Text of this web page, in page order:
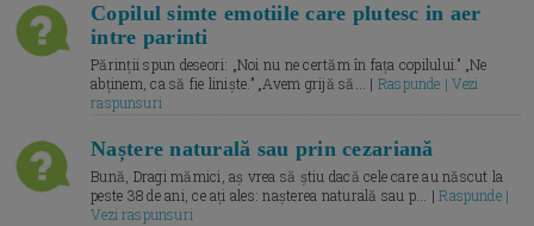
Copilul simte emotiile care plutesc in aer
intre parinti
Părinții spun deseori: „Noi nu ne certăm în fața copilului.” „Ne
abținem, ca să fie liniște.” „Avem grijă să... | Raspunde | Vezi
raspunsuri
Naștere naturală sau prin cezariană
Bună, Dragi mămici, aș vrea să știu dacă cele care au născut la
peste 38 de ani, ce ați ales: nașterea naturală sau p... |Raspunde |
Vezi raspunsuri